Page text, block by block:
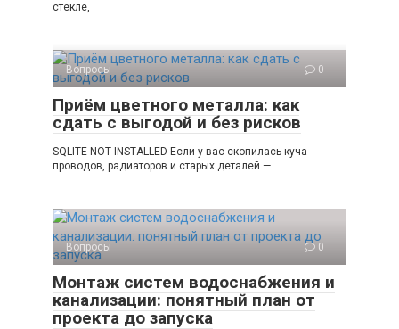
стекле,
Вопросы 0
Приём цветного металла: как
сдать с выгодой и без рисков
SQLITE NOT INSTALLED Если у вас скопилась куча
проводов, радиаторов и старых деталей —
Вопросы 0
Монтаж систем водоснабжения и
канализации: понятный план от
проекта до запуска